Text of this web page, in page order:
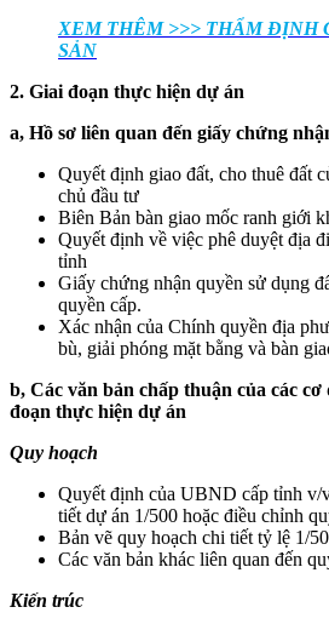
XEM THÊM >>> THẨM ĐỊNH
SẢN
2. Giai đoạn thực hiện dự án
a, Hồ sơ liên quan đến giấy chứng
Quyết định giao đất, cho thuê đất
chủ đầu tư
Biên Bản bàn giao mốc ranh giới
Quyết định về việc phê duyệt địa
tỉnh
Giấy chứng nhận quyền sử dụng
quyền cấp.
Xác nhận của Chính quyền địa
bù, giải phóng mặt bằng và bàn
b, Các văn bản chấp thuận của các
đoạn thực hiện dự án
Quy hoạch
Quyết định của UBND cấp tỉnh v/
tiết dự án 1/500 hoặc điều chỉnh
Bản vẽ quy hoạch chi tiết tỷ lệ 1/
Các văn bản khác liên quan đến
Kiến trúc